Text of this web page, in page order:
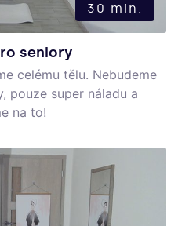
30 min.
seniory
celému tělu. Nebudeme
pouze super náladu a
na to!